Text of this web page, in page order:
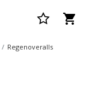
Regenoveralls